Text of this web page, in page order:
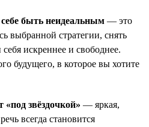
быть неидеальным — это
выбранной стратегии, снять
искреннее и свободнее.
будущего, в которое вы хотите
звёздочкой» — яркая,
всегда становится